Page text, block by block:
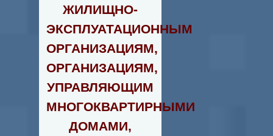
ЖИЛИЩНО-
ЭКСПЛУАТАЦИОННЫМ
ОРГАНИЗАЦИЯМ,
ОРГАНИЗАЦИЯМ,
УПРАВЛЯЮЩИМ
МНОГОКВАРТИРНЫМИ
ДОМАМИ,